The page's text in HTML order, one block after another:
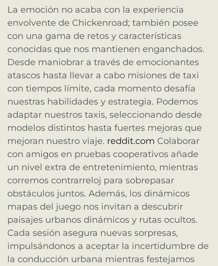
La emoción no acaba con la experiencia
envolvente de Chickenroad; también posee
con una gama de retos y características
conocidas que nos mantienen enganchados.
Desde maniobrar a través de emocionantes
atascos hasta llevar a cabo misiones de taxi
con tiempos límite, cada momento desafía
nuestras habilidades y estrategia. Podemos
adaptar nuestros taxis, seleccionando desde
modelos distintos hasta fuertes mejoras que
mejoran nuestro viaje. reddit.com Colaborar
con amigos en pruebas cooperativos añade
un nivel extra de entretenimiento, mientras
corremos contrarreloj para sobrepasar
obstáculos juntos. Además, los dinámicos
mapas del juego nos invitan a descubrir
paisajes urbanos dinámicos y rutas ocultos.
Cada sesión asegura nuevas sorpresas,
impulsándonos a aceptar la incertidumbre de
la conducción urbana mientras festejamos